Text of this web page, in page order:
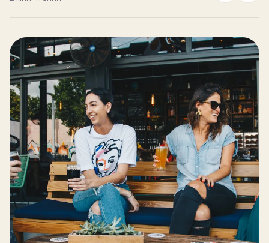
ЗАПИСЬ
Пробный урок
бесплатно
Записаться